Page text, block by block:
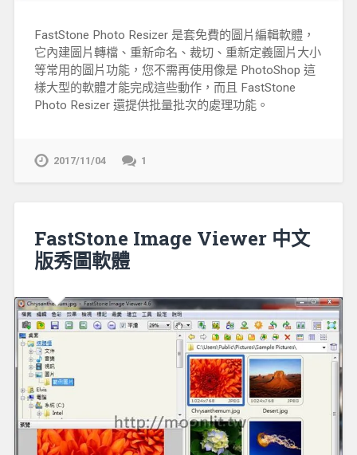
FastStone Photo Resizer 是套免費的圖片編輯軟體，
它內建圖片轉檔、重新命名、裁切、重新定義圖片大小
等常用的圖片功能，您不需再使用像是 PhotoShop 這
樣大型的軟體才能完成這些動作，而且 FastStone
Photo Resizer 還提供批量批次的處理功能。
2017/11/04 1
FastStone Image Viewer 中文
版秀圖軟體